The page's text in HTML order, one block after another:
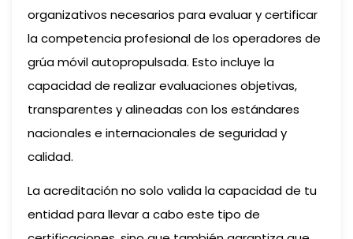
organizativos necesarios para evaluar y certificar
la competencia profesional de los operadores de
grúa móvil autopropulsada. Esto incluye la
capacidad de realizar evaluaciones objetivas,
transparentes y alineadas con los estándares
nacionales e internacionales de seguridad y
calidad.
La acreditación no solo valida la capacidad de tu
entidad para llevar a cabo este tipo de